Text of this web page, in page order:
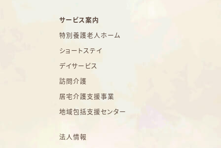
サービス案内
特別養護老人ホーム
ショートステイ
デイサービス
訪問介護
居宅介護支援事業
地域包括支援センター
法人情報